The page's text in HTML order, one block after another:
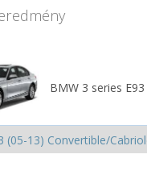
BMW 3 series